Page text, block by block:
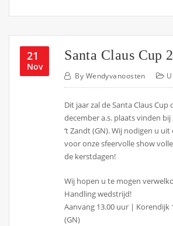
21
Nov
Santa Claus Cup
By Wendyvanoosten
Dit jaar zal de Santa Claus Cup
december a.s. plaats vinden bij
‘t Zandt (GN). Wij nodigen u
voor onze sfeervolle show
de kerstdagen!
Wij hopen u te mogen
Handling wedstrijd!
Aanvang 13.00 uur | Korendijk
(GN)